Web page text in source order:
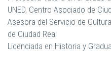
UNED, Centro Asociado de
Asesora del Servicio de
de Ciudad Real
Licenciada en Historia y